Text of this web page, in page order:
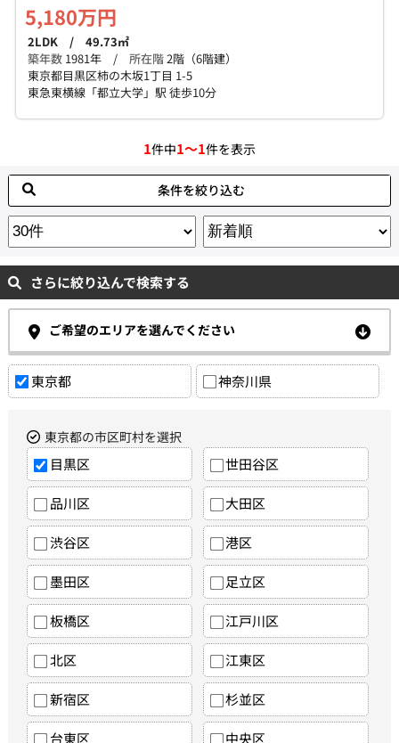
5,180万円
2LDK / 49.73㎡
築年数 1981年 / 所在階2階（6階建）
東京都目黒区柿の木坂1丁目 1-5
東急東横線「都立大学」駅 徒歩10分
1件中1～1件を表示
条件を絞り込む
さらに絞り込んで検索する
ご希望のエリアを選んでください
東京都 神奈川県
東京都の市区町村を選択
目黒区 世田谷区
品川区 大田区
渋谷区 港区
墨田区 足立区
板橋区 江戸川区
北区 江東区
新宿区 杉並区
台東区 中央区